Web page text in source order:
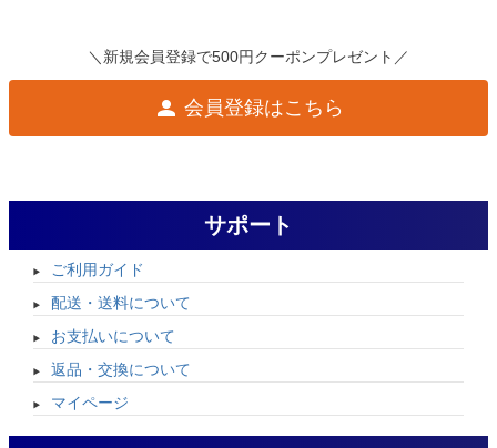
＼新規会員登録で500円クーポンプレゼント／
会員登録はこちら
サポート
ご利用ガイド
配送・送料について
お支払いについて
返品・交換について
マイページ